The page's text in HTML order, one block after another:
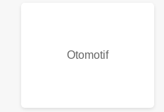
Otomotif